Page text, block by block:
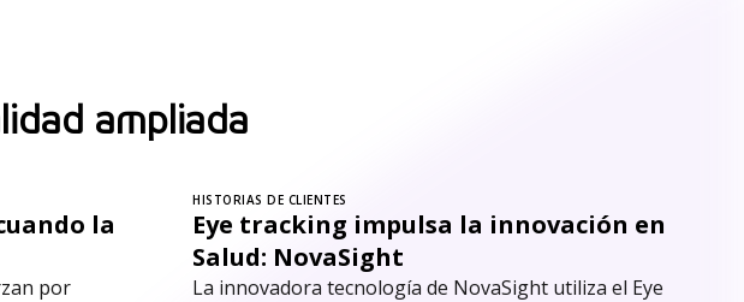
ampliada
la
por
HISTORIAS DE CLIENTES
Eye tracking impulsa la innovación en
Salud: NovaSight
La innovadora tecnología de NovaSight utiliza el Eye